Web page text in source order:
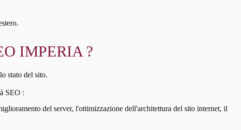
IMPERIA ?
stato del sito.
SEO :
del server, l'ottimizzazione dell'architettura del sito internet, il